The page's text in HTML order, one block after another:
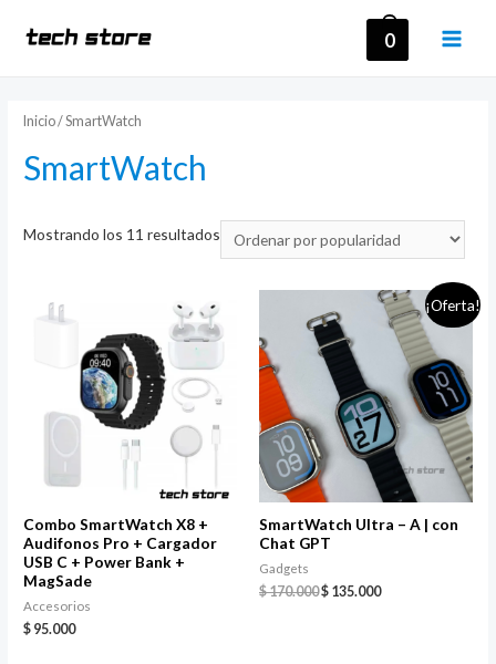
0
Inicio/ SmartWatch
SmartWatch
Mostrando los 11 resultados
Combo SmartWatch X8 +
Audifonos Pro + Cargador
USB C + Power Bank +
MagSade
Accesorios
$ 95.000
¡Oferta!
SmartWatch Ultra – A | con
Chat GPT
Gadgets
$170.000$ 135.000